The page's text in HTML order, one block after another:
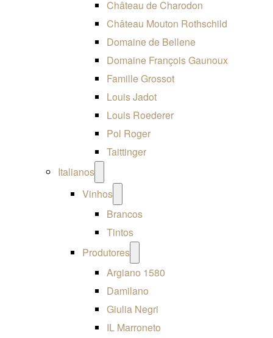
Château de Charodon
Château Mouton Rothschild
Domaine de Bellene
Domaine François Gaunoux
Famille Grossot
Louis Jadot
Louis Roederer
Pol Roger
Taittinger
Italianos
menu
Vinhos
menu
Brancos
Tintos
Produtores
menu
Argiano 1580
Damilano
Giulia Negri
IL Marroneto